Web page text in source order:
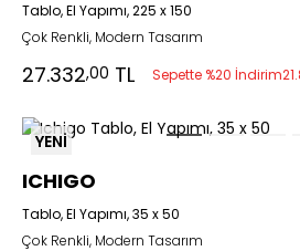
Tablo, El Yapımı, 225 x 150
Çok Renkli, Modern Tasarım
27.332,00 TL Sepette %20 İndirim
YENİ
ICHIGO
Tablo, El Yapımı, 35 x 50
Çok Renkli, Modern Tasarım